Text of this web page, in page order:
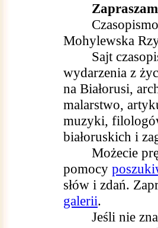
Czasopismo
Mohylewska
Sajt
wydarzenia z
na Białorusi,
malarstwo,
muzyki,
białoruskich i
Możecie
pomocy
słów i zdań.
galerii.
Jeśli nie